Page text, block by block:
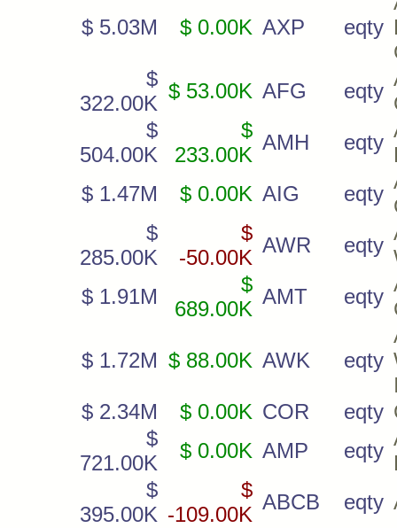
$ 5.03M $ 0.00K AXP eqty
$
322.00K
$ 53.00K AFG eqty
$
504.00K
$
233.00K
AMH eqty
$ 1.47M
$ 0.00K AIG eqty
$
285.00K
$
-50.00K
AWR eqty
$ 1.91M
$
689.00K
AMT eqty
$ 1.72M $ 88.00K AWK eqty
$ 2.34M
$ 0.00K COR eqty
$
721.00K
$ 0.00K AMP eqty
$
395.00K
$
-109.00K
ABCB eqty